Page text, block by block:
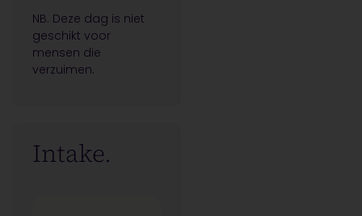
NB. Deze dag is niet
geschikt voor
mensen die
verzuimen.
Intake.